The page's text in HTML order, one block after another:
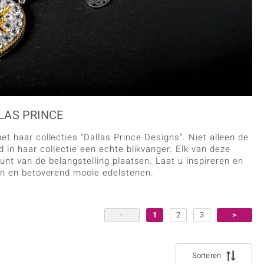
varianten
Maansteen
PRINCE
haar collecties "Dallas Prince Designs". Niet alleen de
haar collectie een echte blikvanger. Elk van deze
van de belangstelling plaatsen. Laat u inspireren en
en betoverend mooie edelstenen.
Sorteren
< 1 2 3 >